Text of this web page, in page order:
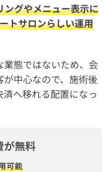
グやメニュー表示に
トサロンらしい運用
態ではないため、会
中心なので、施術後
へ移れる配置になっ
が無料
可能